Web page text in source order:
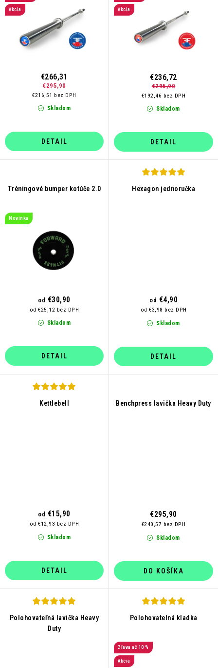
u
oAkcia
Skladom
€216,51 bez DPH
€266,31
€295,90
DETAIL
Akcia
Skladom
€192,46 bez DPH
€236,72
€295,90
DETAIL
Tréningové bumper kotúče 2.0
Novinka
Skladom
od €25,12 bez DPH
od €30,90
DETAIL
Hexagon jednoručka
Skladom
od €3,98 bez DPH
od €4,90
DETAIL
Kettlebell
Skladom
od €12,93 bez DPH
od €15,90
DETAIL
Benchpress lavička Heavy Duty
Skladom
€240,57 bez DPH
€295,90
DO KOŠÍKA
Polohovateľná lavička Heavy
Duty
Polohovatelná kladka
až 10 %
Akcia